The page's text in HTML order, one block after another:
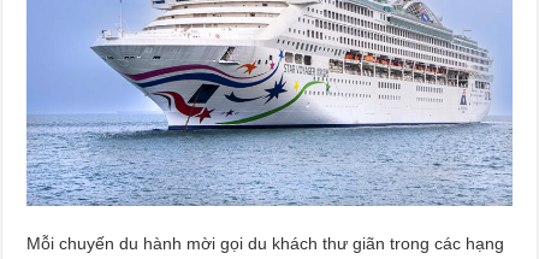
Mỗi chuyến du hành mời gọi du khách thư giãn trong các hạng